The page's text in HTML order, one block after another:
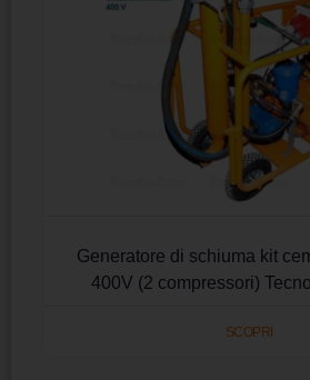
Generatore di schiuma kit
400V (2 compressori)
SCOPRI